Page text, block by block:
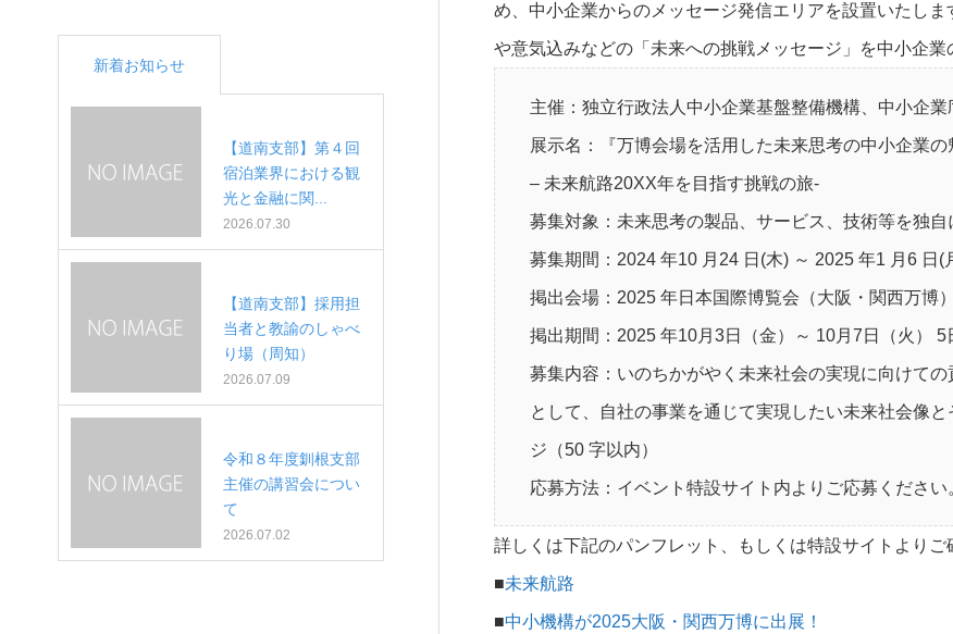
め、中小企業からのメッセージ発信エリアを設置いたし
や意気込みなどの「未来への挑戦メッセージ」を中小企業
主催：独立行政法人中小企業基盤整備機構、中小企業
展示名：『万博会場を活用した未来思考の中小企業の
– 未来航路20XX年を目指す挑戦の旅-
募集対象：未来思考の製品、サービス、技術等を独
募集期間：2024 年10 月24 日(木) ～ 2025 年1 月6 日(
掲出会場：2025 年日本国際博覧会（大阪・関西万博
掲出期間：2025 年10月3日（金）～ 10月7日（火） 5
募集内容：いのちかがやく未来社会の実現に向けて
として、自社の事業を通じて実現したい未来社会像
ジ（50 字以内）
応募方法：イベント特設サイト内よりご応募ください
詳しくは下記のパンフレット、もしくは特設サイトよりご
■未来航路
■中小機構が2025大阪・関西万博に出展！
新着お知らせ
【道南支部】第４回
宿泊業界における観
光と金融に関...
2026.07.30
【道南支部】採用担
当者と教諭のしゃべ
り場（周知）
2026.07.09
令和８年度釧根支部
主催の講習会につい
て
2026.07.02